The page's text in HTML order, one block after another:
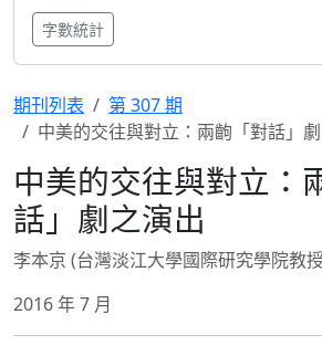
字數統計
期刊列表
第 307 期
中美的交往與對立：兩齣「對話」
中美的交往與對立：
話」劇之演出
李本京 (台灣淡江大學國際研究學院教
2016 年 7 月